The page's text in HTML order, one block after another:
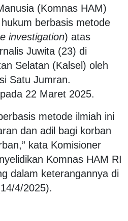
(Komnas HAM)
berbasis metode
investigation) atas
Juwita (23) di
Selatan (Kalsel) oleh
Satu Jumran.
22 Maret 2025.
metode ilmiah ini
dan adil bagi korban
kata Komisioner
Komnas HAM RI
dalam keterangannya di
4/2025).